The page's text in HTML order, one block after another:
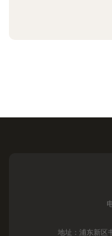
地址：浦东新区